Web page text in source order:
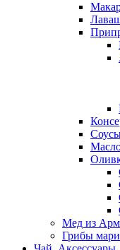
Мед из
Грибы